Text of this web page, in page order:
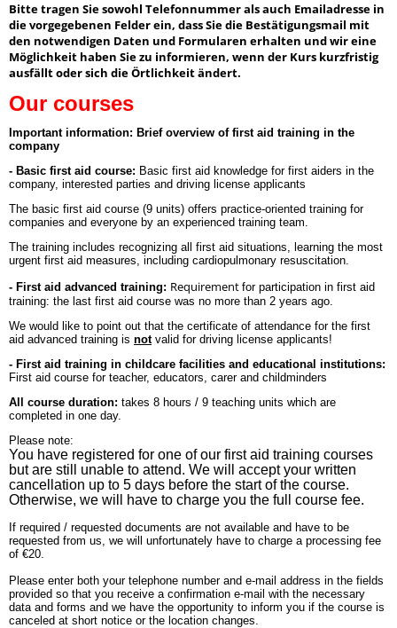
Bitte tragen Sie sowohl Telefonnummer als auch Emailadresse in
die vorgegebenen Felder ein, dass Sie die Bestätigungsmail mit
den notwendigen Daten und Formularen erhalten und wir eine
Möglichkeit haben Sie zu informieren, wenn der Kurs kurzfristig
ausfällt oder sich die Örtlichkeit ändert.
Our courses
Important information: Brief overview of first aid training in the
company
- Basic first aid course: Basic first aid knowledge for first aiders in the
company, interested parties and driving license applicants
The basic first aid course (9 units) offers practice-oriented training for
companies and everyone by an experienced training team.
The training includes recognizing all first aid situations, learning the most
urgent first aid measures, including cardiopulmonary resuscitation.
- First aid advanced training: Requirement for participation in first aid
training: the last first aid course was no more than 2 years ago.
We would like to point out that the certificate of attendance for the first
aid advanced training is notvalid for driving license applicants!
- First aid training in childcare facilities and educational institutions:
First aid course for teacher, educators, carer and childminders
All course duration: takes 8 hours / 9 teaching units which are
completed in one day.
Please note:
You have registered for one of our first aid training courses
but are still unable to attend. We will accept your written
cancellation up to 5 days before the start of the course.
Otherwise, we will have to charge you the full course fee.
If required / requested documents are not available and have to be
requested from us, we will unfortunately have to charge a processing fee
of €20.
Please enter both your telephone number and e-mail address in the fields
provided so that you receive a confirmation e-mail with the necessary
data and forms and we have the opportunity to inform you if the course is
canceled at short notice or the location changes.